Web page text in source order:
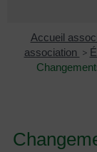
Accueil
association >